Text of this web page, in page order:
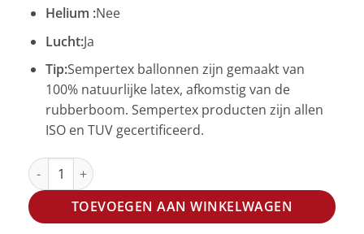
Helium :Nee
Lucht:Ja
Tip:Sempertex ballonnen zijn gemaakt van
100% natuurlijke latex, afkomstig van de
rubberboom. Sempertex producten zijn allen
ISO en TUV gecertificeerd.
R5 - Reflex Gold - 970 - 50 Stuks aantal
TOEVOEGEN AAN WINKELWAGEN